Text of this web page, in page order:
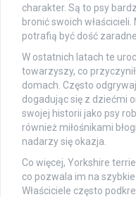
charakter. Są to psy
bronić swoich
potrafią być dość
W ostatnich latach te
towarzyszy, co
domach. Często
dogadując się z dziećmi
swojej historii jako psy
również miłośnikami
nadarzy się okazja.
Co więcej, Yorkshire
co pozwala im na
Właściciele często